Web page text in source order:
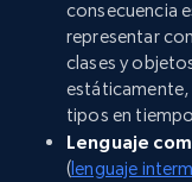
consecuencia
representar
clases y
estáticamente,
tipos en
Lenguaje
(lenguaje